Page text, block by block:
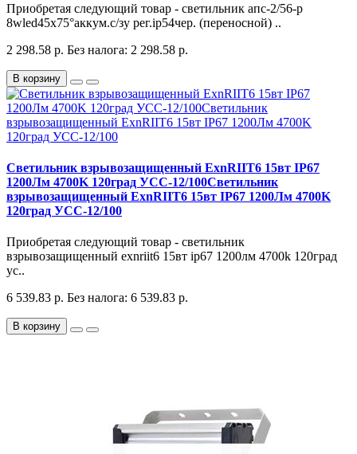
Приобретая следующий товар - светильник апс-2/56-р
8wled45х75°аккум.с/зу рег.ip54чер. (переносной) ..
2 298.58 р. Без налога: 2 298.58 р.
В корзину
Светильник взрывозащищенный ExnRIIT6 15вт IP67
1200Лм 4700K 120град УСС-12/100Светильник
взрывозащищенный ExnRIIT6 15вт IP67 1200Лм 4700K
120град УСС-12/100
Приобретая следующий товар - светильник
взрывозащищенный exnriit6 15вт ip67 1200лм 4700k 120град
ус..
6 539.83 р. Без налога: 6 539.83 р.
В корзину